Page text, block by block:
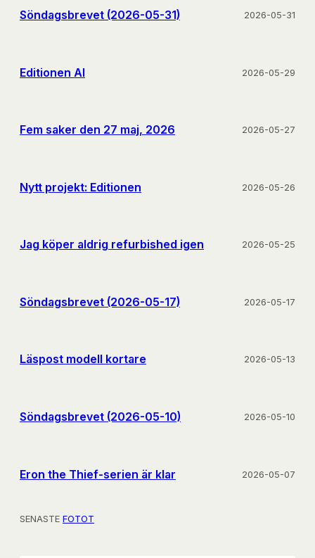
Söndagsbrevet (2026-05-31) 2026-05-31
Editionen AI 2026-05-29
Fem saker den 27 maj, 2026 2026-05-27
Nytt projekt: Editionen 2026-05-26
Jag köper aldrig refurbished igen 2026-05-25
Söndagsbrevet (2026-05-17) 2026-05-17
Läspost modell kortare 2026-05-13
Söndagsbrevet (2026-05-10) 2026-05-10
Eron the Thief-serien är klar 2026-05-07
SENASTE FOTOT